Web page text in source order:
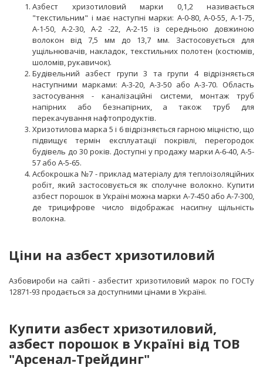
Азбест хризотиловий марки 0,1,2 називається
"текстильним" і має наступні марки: А-0-80, А-0-55, А-1-75,
А-1-50, А-2-30, А-2 -22, А-2-15 із середньою довжиною
волокон від 7,5 мм до 13,7 мм. Застосовується для
ущільнювачів, накладок, текстильних полотен (костюмів,
шоломів, рукавичок).
Будівельний азбест групи 3 та групи 4 відрізняється
наступними марками: А-3-20, А-3-50 або А-3-70. Область
застосування - каналізаційні системи, монтаж труб
напірних або безнапірних, а також труб для
перекачування нафтопродуктів.
Хризотилова марка 5 і 6 відрізняється гарною міцністю, що
підвищує термін експлуатації покрівлі, перегородок
будівель до 30 років. Доступні у продажу марки А-6-40, А-5-
57 або А-5-65.
Асбокрошка №7 - приклад матеріалу для теплоізоляційних
робіт, який застосовується як сполучне волокно. Купити
азбест порошок в Україні можна марки А-7-450 або А-7-300,
де трицифрове число відображає насипну щільність
волокна.
Ціни на азбест хризотиловий
Азбовироби на сайті - азбестит хризотиловий марок по ГОСТу
12871-93 продається за доступними цінами в Україні.
Купити азбест хризотиловий,
азбест порошок в Україні від ТОВ
"Арсенал-Трейдинг"